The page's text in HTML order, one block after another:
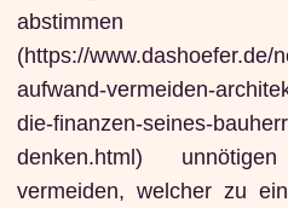
(https://www.dashoefer.de/
aufwand-vermeiden-
die-finanzen-seines-
denken.html)
vermeiden, welcher zu